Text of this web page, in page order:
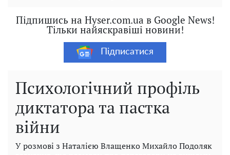
Підпишись на Hyser.com.ua в Google News!
Тільки найяскравіші новини!
Підписатися
Психологічний профіль
диктатора та пастка
війни
У розмові з Наталією Влащенко Михайло Подоляк